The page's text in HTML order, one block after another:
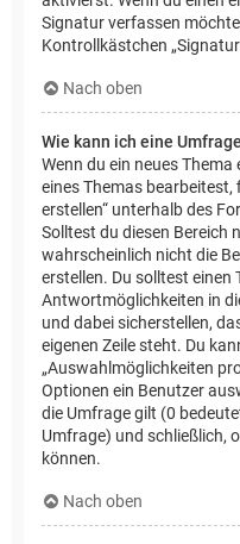
Signatur verfassen
Kontrollkästchen
Nach oben
Wie kann ich eine
Wenn du ein neues
eines Themas bearbeitest,
erstellen“ unterhalb des
Solltest du diesen Bereich
wahrscheinlich nicht die
erstellen. Du solltest einen
Antwortmöglichkeiten in
und dabei sicherstellen,
eigenen Zeile steht. Du
„Auswahlmöglichkeiten
Optionen ein Benutzer
die Umfrage gilt (0
Umfrage) und schließlich,
können.
Nach oben